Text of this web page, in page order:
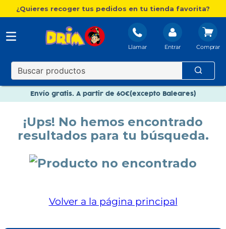
¿Quieres recoger tus pedidos en tu tienda favorita?
Llamar Entrar
Envío gratis. A partir de 60€(excepto Baleares)
Nuevo catálogo Aire Libre
Paga en 3 plazos sin intereses
¡Ups! No hemos encontrado
resultados para tu búsqueda.
Volver a la página principal